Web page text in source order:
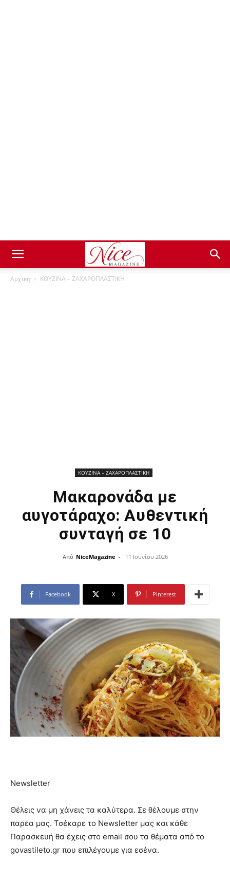
Αρχική ΚΟΥΖΙΝΑ – ΖΑΧΑΡΟΠΛΑΣΤΙΚΗ
ΚΟΥΖΙΝΑ – ΖΑΧΑΡΟΠΛΑΣΤΙΚΗ
Μακαρονάδα με
αυγοτάραχο: Αυθεντική
συνταγή σε 10
Από NiceMagazine - 11 Ιουνίου 2026
Facebook X Pinterest
Newsletter
Θέλεις να μη χάνεις τα καλύτερα. Σε θέλουμε στην
παρέα μας. Τσέκαρε το Νewsletter μας και κάθε
Παρασκευή θα έχεις στο email σου τα θέματα από το
govastileto.gr που επιλέγουμε για εσένα.